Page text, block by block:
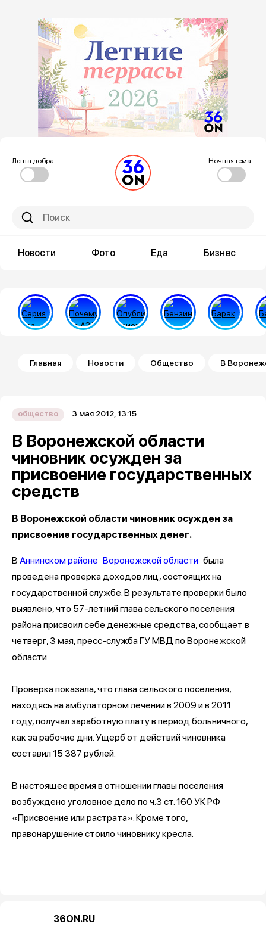
Лента добра Ночная тема
Новости Фото Еда Бизнес
Строка навигации
Главная Новости Общество В
общество 3 мая 2012, 13:15
В Воронежской области
чиновник осужден за
присвоение государственных
средств
В Воронежской области чиновник осужден за
присвоение государственных денег.
В Аннинском районе Воронежской области была
проведена проверка доходов лиц, состоящих на
государственной службе. В результате проверки было
выявлено, что 57-летний глава сельского поселения
района присвоил себе денежные средства, сообщает в
четверг, 3 мая, пресс-служба ГУ МВД по Воронежской
области.
Проверка показала, что глава сельского поселения,
находясь на амбулаторном лечении в 2009 и в 2011
году, получал заработную плату в период больничного,
как за рабочие дни. Ущерб от действий чиновника
составил 15 387 рублей.
В настоящее время в отношении главы поселения
возбуждено уголовное дело по ч.3 ст. 160 УК РФ
«Присвоение или растрата». Кроме того,
правонарушение стоило чиновнику кресла.
36ON.RU